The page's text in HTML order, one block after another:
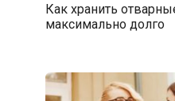
Как хранить
максимально долго